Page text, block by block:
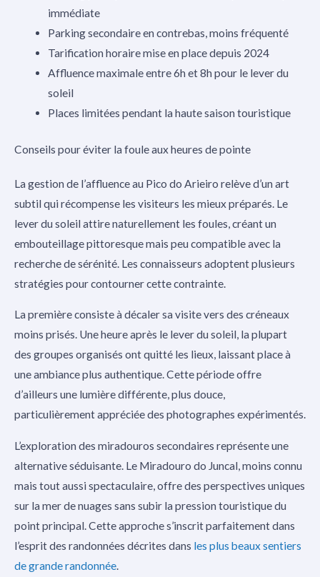
immédiate
Parking secondaire en contrebas, moins fréquenté
Tarification horaire mise en place depuis 2024
Affluence maximale entre 6h et 8h pour le lever du
soleil
Places limitées pendant la haute saison touristique
Conseils pour éviter la foule aux heures de pointe
La gestion de l’affluence au Pico do Arieiro relève d’un art
subtil qui récompense les visiteurs les mieux préparés. Le
lever du soleil attire naturellement les foules, créant un
embouteillage pittoresque mais peu compatible avec la
recherche de sérénité. Les connaisseurs adoptent plusieurs
stratégies pour contourner cette contrainte.
La première consiste à décaler sa visite vers des créneaux
moins prisés. Une heure après le lever du soleil, la plupart
des groupes organisés ont quitté les lieux, laissant place à
une ambiance plus authentique. Cette période offre
d’ailleurs une lumière différente, plus douce,
particulièrement appréciée des photographes expérimentés.
L’exploration des miradouros secondaires représente une
alternative séduisante. Le Miradouro do Juncal, moins connu
mais tout aussi spectaculaire, offre des perspectives uniques
sur la mer de nuages sans subir la pression touristique du
point principal. Cette approche s’inscrit parfaitement dans
l’esprit des randonnées décrites dans les plus beaux sentiers
de grande randonnée.